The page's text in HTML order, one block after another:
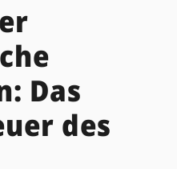
Das
des